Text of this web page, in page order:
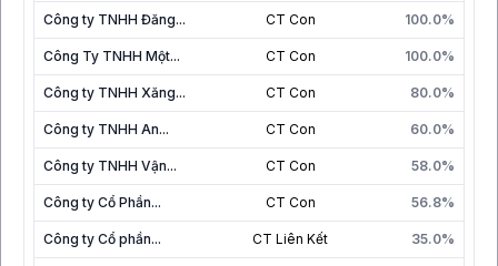
Công ty TNHH Đăng... CT Con 100.0%
Công Ty TNHH Một... CT Con 100.0%
Công ty TNHH Xăng... CT Con 80.0%
Công ty TNHH An... CT Con 60.0%
Công ty TNHH Vận... CT Con 58.0%
Công ty Cổ Phần... CT Con 56.8%
Công ty Cổ phần... CT Liên Kết 35.0%